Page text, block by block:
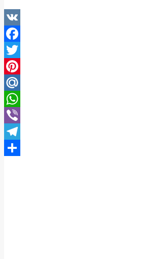
VK
Facebook
Twitter
Pinterest
Mail.Ru
WhatsApp
Viber
Telegram